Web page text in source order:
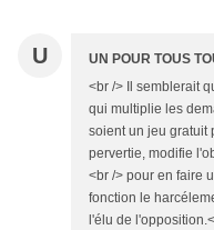
U UN POUR TOUS
<br /> Il semblerait
qui multiplie les
soient un jeu gratuit
pervertie, modifie
<br /> pour en faire
fonction le
l'élu de